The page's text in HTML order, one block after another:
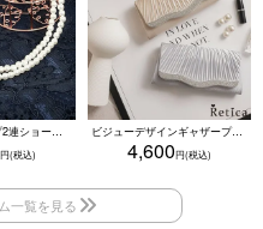
変形パールトップ2連ショートパールネックレス(ホワイト) ビジューデザインギャザープリーツ入り2wayバッグ(ベージュ/シルバー/ブラック)
4,600